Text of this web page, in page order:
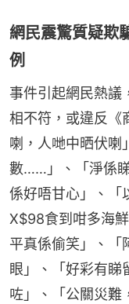
網民震驚質疑欺
例
事件引起網民熱議
相不符，或違反《
喇，人哋中晒伏喇
數……」、「淨係
係好唔甘心」、「
X$98食到咁多海
平真係偷笑」、「
眼」、「好彩有睇
咗」、「公關災難